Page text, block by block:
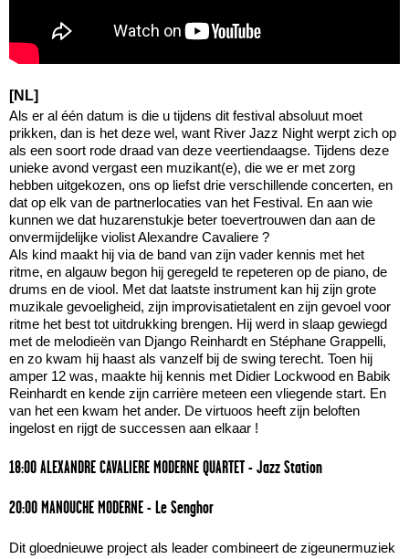
[NL]
Als er al één datum is die u tijdens dit festival absoluut moet
prikken, dan is het deze wel, want River Jazz Night werpt zich op
als een soort rode draad van deze veertiendaagse. Tijdens deze
unieke avond vergast een muzikant(e), die we er met zorg
hebben uitgekozen, ons op liefst drie verschillende concerten, en
dat op elk van de partnerlocaties van het Festival. En aan wie
kunnen we dat huzarenstukje beter toevertrouwen dan aan de
onvermijdelijke violist Alexandre Cavaliere ?
Als kind maakt hij via de band van zijn vader kennis met het
ritme, en algauw begon hij geregeld te repeteren op de piano, de
drums en de viool. Met dat laatste instrument kan hij zijn grote
muzikale gevoeligheid, zijn improvisatietalent en zijn gevoel voor
ritme het best tot uitdrukking brengen. Hij werd in slaap gewiegd
met de melodieën van Django Reinhardt en Stéphane Grappelli,
en zo kwam hij haast als vanzelf bij de swing terecht. Toen hij
amper 12 was, maakte hij kennis met Didier Lockwood en Babik
Reinhardt en kende zijn carrière meteen een vliegende start. En
van het een kwam het ander. De virtuoos heeft zijn beloften
ingelost en rijgt de successen aan elkaar !
18:00 ALEXANDRE CAVALIERE MODERNE QUARTET - Jazz Station
20:00 MANOUCHE MODERNE - Le Senghor
Dit gloednieuwe project als leader combineert de zigeunermuziek